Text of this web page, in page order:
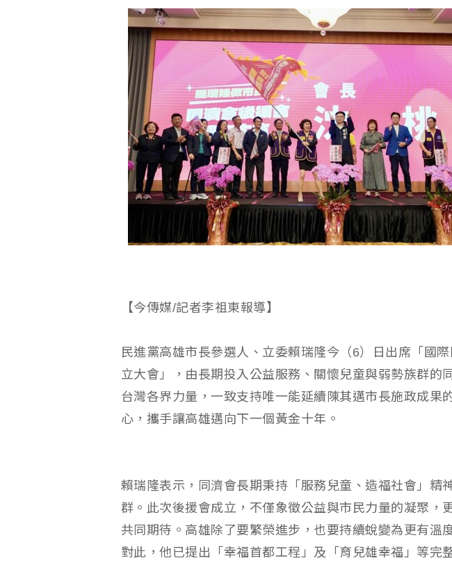
【今傳媒/記者李祖東報導】
民進黨高雄市長參選人、立委賴瑞隆今（6）日出席「國
立大會」，由長期投入公益服務、關懷兒童與弱勢族群的
台灣各界力量，一致支持唯一能延續陳其邁市長施政成果
心，攜手讓高雄邁向下一個黃金十年。
賴瑞隆表示，同濟會長期秉持「服務兒童、造福社會」精
群。此次後援會成立，不僅象徵公益與市民力量的凝聚，
共同期待。高雄除了要繁榮進步，也要持續蛻變為更有溫
對此，他已提出「幸福首都工程」及「育兒雄幸福」等完